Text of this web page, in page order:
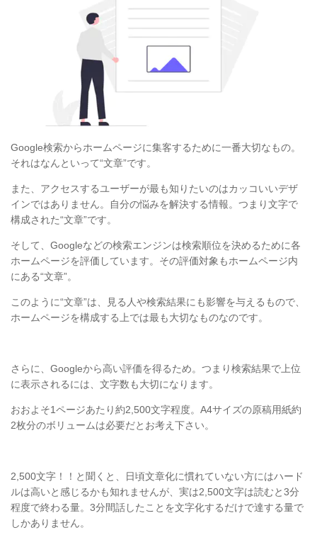
Google検索からホームページに集客するために一番大切なもの。
それはなんといって“文章”です。
また、アクセスするユーザーが最も知りたいのはカッコいいデザ
インではありません。自分の悩みを解決する情報。つまり文字で
構成された“文章”です。
そして、Googleなどの検索エンジンは検索順位を決めるために各
ホームページを評価しています。その評価対象もホームページ内
にある“文章”。
このように“文章”は、見る人や検索結果にも影響を与えるもので、
ホームページを構成する上では最も大切なものなのです。
さらに、Googleから高い評価を得るため。つまり検索結果で上位
に表示されるには、文字数も大切になります。
おおよそ1ページあたり約2,500文字程度。A4サイズの原稿用紙約
2枚分のボリュームは必要だとお考え下さい。
2,500文字！！と聞くと、日頃文章化に慣れていない方にはハード
ルは高いと感じるかも知れませんが、実は2,500文字は読むと3分
程度で終わる量。3分間話したことを文字化するだけで達する量で
しかありません。